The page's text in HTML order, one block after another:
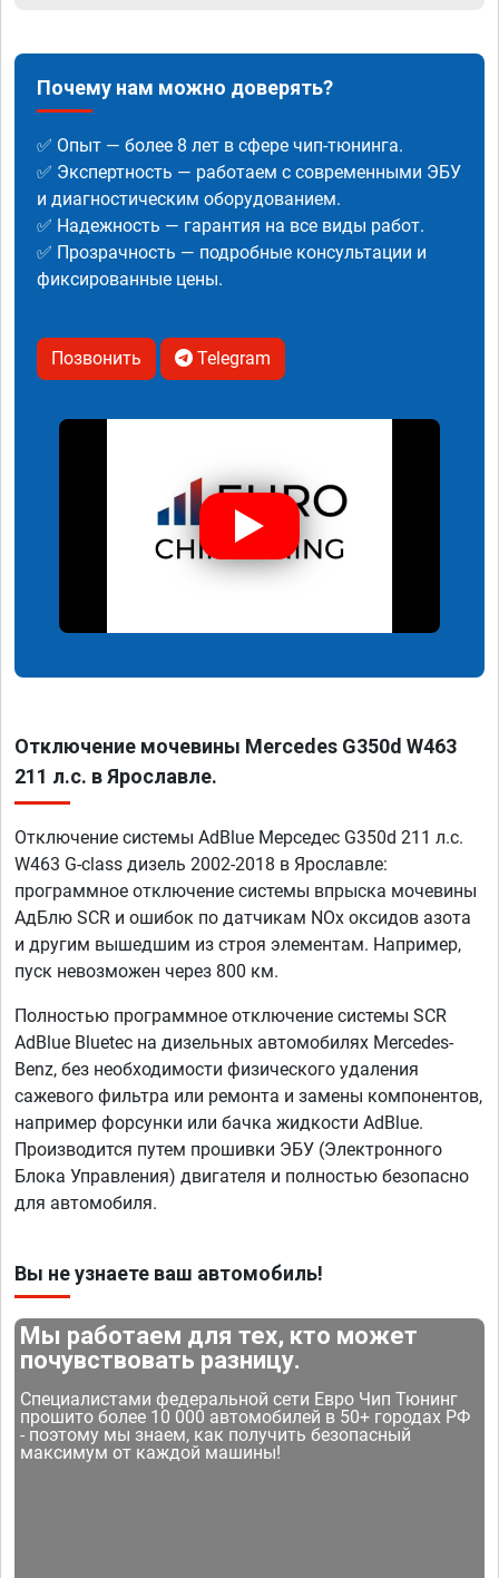
Почему нам можно доверять?
✅ Опыт — более 8 лет в сфере чип-тюнинга.
✅ Экспертность — работаем с современными ЭБУ
и диагностическим оборудованием.
✅ Надежность — гарантия на все виды работ.
✅ Прозрачность — подробные консультации и
фиксированные цены.
Позвонить Telegram
Отключение мочевины Mercedes G350d W463
211 л.с. в Ярославле.
Отключение системы AdBlue Мерседес G350d 211 л.с.
W463 G-class дизель 2002-2018 в Ярославле:
программное отключение системы впрыска мочевины
АдБлю SCR и ошибок по датчикам NOx оксидов азота
и другим вышедшим из строя элементам. Например,
пуск невозможен через 800 км.
Полностью программное отключение системы SCR
AdBlue Bluetec на дизельных автомобилях Mercedes-
Benz, без необходимости физического удаления
сажевого фильтра или ремонта и замены компонентов,
например форсунки или бачка жидкости AdBlue.
Производится путем прошивки ЭБУ (Электронного
Блока Управления) двигателя и полностью безопасно
для автомобиля.
Вы не узнаете ваш автомобиль!
Мы работаем для тех, кто может
почувствовать разницу.
Специалистами федеральной сети Евро Чип Тюнинг
прошито более 10 000 автомобилей в 50+ городах РФ
- поэтому мы знаем, как получить безопасный
максимум от каждой машины!